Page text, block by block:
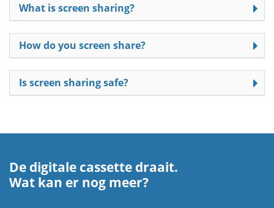
What is screen sharing?
How do you screen share?
Is screen sharing safe?
De digitale cassette draait.
Wat kan er nog meer?